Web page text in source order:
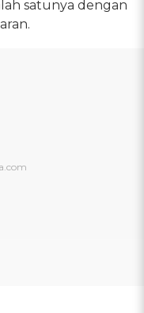
satunya dengan